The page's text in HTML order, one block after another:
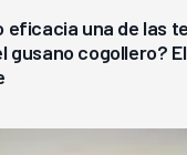
eficacia una de las
gusano cogollero?